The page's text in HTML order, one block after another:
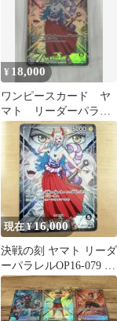
¥ 18,000
ワンピースカード ヤ
マト リーダーパラレ
ル OP06-079
現在 ¥16,000
決戦の刻 ヤマト リーダ
ーパラレルOP16-079 ワ
ンピースカードゲーム